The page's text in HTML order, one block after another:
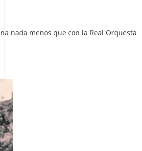
nada menos que con la Real Orquesta